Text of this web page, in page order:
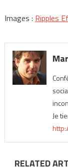
Images : Ripples
Je
RELATED